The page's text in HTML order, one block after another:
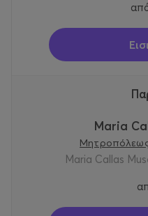
Maria
Maria Callas